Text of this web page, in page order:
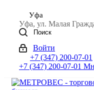
Уфа
Уфа, ул. Малая
Поиск
Войти
+7 (347) 200-07-01
+7 (347) 200-07-01